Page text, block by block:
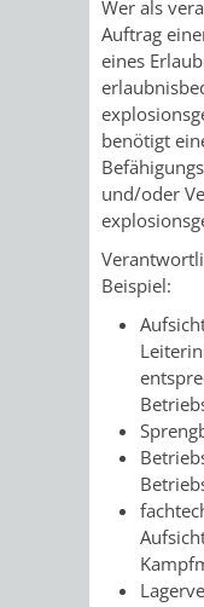
MENSCHEN
MIT
MIGRANTEN
/
Wer als
Auftrag
eines
benötigt
und/oder
Beispiel: